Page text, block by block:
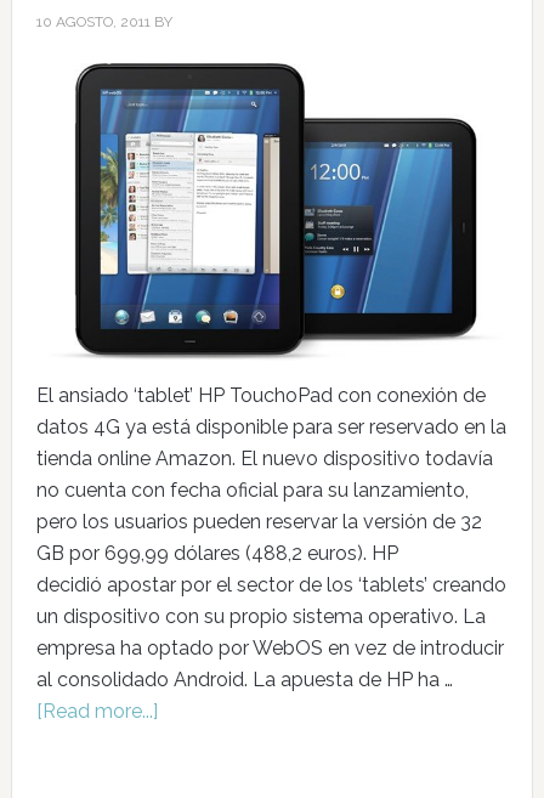
10 AGOSTO, 2011 BY
El ansiado ‘tablet’ HP TouchoPad con conexión de
datos 4G ya está disponible para ser reservado en la
tienda online Amazon. El nuevo dispositivo todavía
no cuenta con fecha oficial para su lanzamiento,
pero los usuarios pueden reservar la versión de 32
GB por 699,99 dólares (488,2 euros). HP
decidió apostar por el sector de los ‘tablets’ creando
un dispositivo con su propio sistema operativo. La
empresa ha optado por WebOS en vez de introducir
al consolidado Android. La apuesta de HP ha …
[Read more...]